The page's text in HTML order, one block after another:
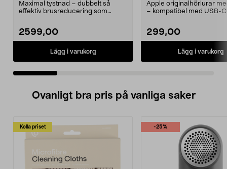
Maximal tystnad – dubbelt så
effektiv brusreducering som
2599,00
Lägg i varukorg
Apple originalhörlurar
– kompatibel med USB-
299,00
Lägg i varukorg
Ovanligt bra pris på vanliga saker
Kolla priset -25%